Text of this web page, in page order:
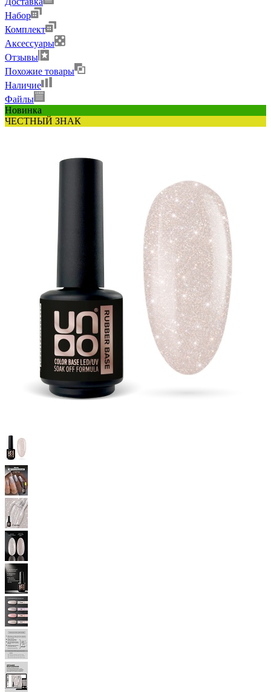
Набор
Комплект
Аксессуары
Отзывы
Похожие товары
Наличие
Файлы
Новинка
ЧЕСТНЫЙ ЗНАК